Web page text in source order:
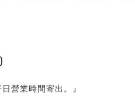
營業時間寄出。』